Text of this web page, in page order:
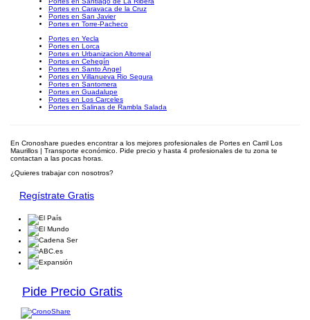
Portes en Caravaca de la Cruz
Portes en San Javier
Portes en Torre-Pacheco
Portes en Yecla
Portes en Lorca
Portes en Urbanizacion Altorreal
Portes en Cehegín
Portes en Santo Angel
Portes en Villanueva Rio Segura
Portes en Santomera
Portes en Guadalupe
Portes en Los Carceles
Portes en Salinas de Rambla Salada
En Cronoshare puedes encontrar a los mejores profesionales de Portes en Carril Los
Maurillos | Transporte económico. Pide precio y hasta 4 profesionales de tu zona te
contactan a las pocas horas.
¿Quieres trabajar con nosotros?
Regístrate Gratis
Pide Precio Gratis